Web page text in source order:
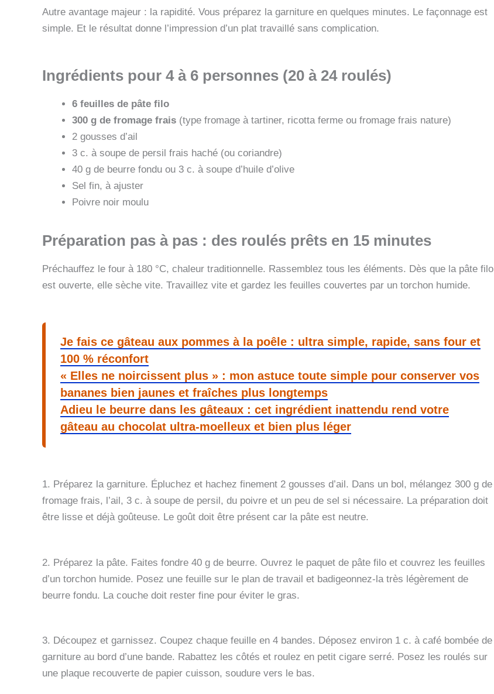
Autre avantage majeur : la rapidité. Vous préparez la garniture en quelques minutes. Le façonnage est
simple. Et le résultat donne l’impression d’un plat travaillé sans complication.
Ingrédients pour 4 à 6 personnes (20 à 24 roulés)
6 feuilles de pâte filo
300 g de fromage frais (type fromage à tartiner, ricotta ferme ou fromage frais nature)
2 gousses d’ail
3 c. à soupe de persil frais haché (ou coriandre)
40 g de beurre fondu ou 3 c. à soupe d’huile d’olive
Sel fin, à ajuster
Poivre noir moulu
Préparation pas à pas : des roulés prêts en 15 minutes
Préchauffez le four à 180 °C, chaleur traditionnelle. Rassemblez tous les éléments. Dès que la pâte filo
est ouverte, elle sèche vite. Travaillez vite et gardez les feuilles couvertes par un torchon humide.
Je fais ce gâteau aux pommes à la poêle : ultra simple, rapide, sans four et
100 % réconfort
« Elles ne noircissent plus » : mon astuce toute simple pour conserver vos
bananes bien jaunes et fraîches plus longtemps
Adieu le beurre dans les gâteaux : cet ingrédient inattendu rend votre
gâteau au chocolat ultra-moelleux et bien plus léger
1. Préparez la garniture. Épluchez et hachez finement 2 gousses d’ail. Dans un bol, mélangez 300 g de
fromage frais, l’ail, 3 c. à soupe de persil, du poivre et un peu de sel si nécessaire. La préparation doit
être lisse et déjà goûteuse. Le goût doit être présent car la pâte est neutre.
2. Préparez la pâte. Faites fondre 40 g de beurre. Ouvrez le paquet de pâte filo et couvrez les feuilles
d’un torchon humide. Posez une feuille sur le plan de travail et badigeonnez-la très légèrement de
beurre fondu. La couche doit rester fine pour éviter le gras.
3. Découpez et garnissez. Coupez chaque feuille en 4 bandes. Déposez environ 1 c. à café bombée de
garniture au bord d’une bande. Rabattez les côtés et roulez en petit cigare serré. Posez les roulés sur
une plaque recouverte de papier cuisson, soudure vers le bas.